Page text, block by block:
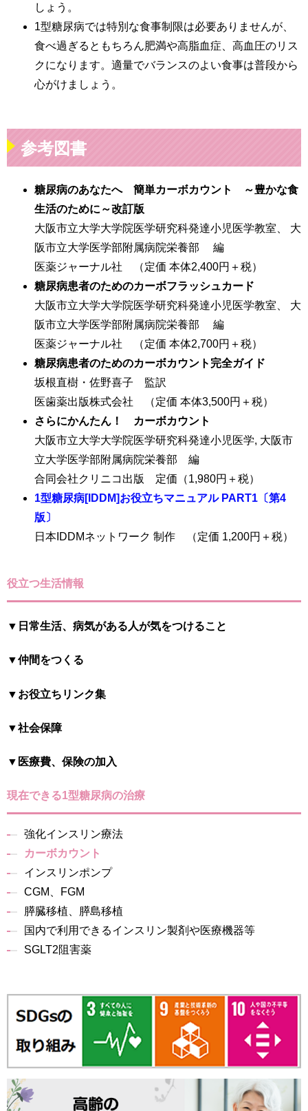
しょう。
1型糖尿病では特別な食事制限は必要ありませんが、
食べ過ぎるともちろん肥満や高脂血症、高血圧のリス
クになります。適量でバランスのよい食事は普段から
心がけましょう。
参考図書
糖尿病のあなたへ 簡単カーボカウント ～豊かな食
生活のために～改訂版
大阪市立大学大学院医学研究科発達小児医学教室、 大
阪市立大学医学部附属病院栄養部 編
医薬ジャーナル社 （定価 本体2,400円＋税）
糖尿病患者のためのカーボフラッシュカード
大阪市立大学大学院医学研究科発達小児医学教室、 大
阪市立大学医学部附属病院栄養部 編
医薬ジャーナル社 （定価 本体2,700円＋税）
糖尿病患者のためのカーボカウント完全ガイド
坂根直樹・佐野喜子 監訳
医歯薬出版株式会社 （定価 本体3,500円＋税）
さらにかんたん！ カーボカウント
大阪市立大学大学院医学研究科発達小児医学, 大阪市
立大学医学部附属病院栄養部 編
合同会社クリニコ出版 定価（1,980円＋税）
1型糖尿病[IDDM]お役立ちマニュアル PART1〔第4
版〕
日本IDDMネットワーク 制作 （定価 1,200円＋税）
役立つ生活情報
▼日常生活、病気がある人が気をつけること
▼仲間をつくる
▼お役立ちリンク集
▼社会保障
▼医療費、保険の加入
現在できる1型糖尿病の治療
強化インスリン療法
カーボカウント
インスリンポンプ
CGM、FGM
膵臓移植、膵島移植
国内で利用できるインスリン製剤や医療機器等
SGLT2阻害薬